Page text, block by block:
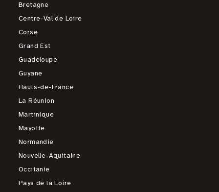
Bretagne
Centre-Val de Loire
Corse
Grand Est
Guadeloupe
Guyane
Hauts-de-France
La Réunion
Martinique
Mayotte
Normandie
Nouvelle-Aquitaine
Occitanie
Pays de la Loire